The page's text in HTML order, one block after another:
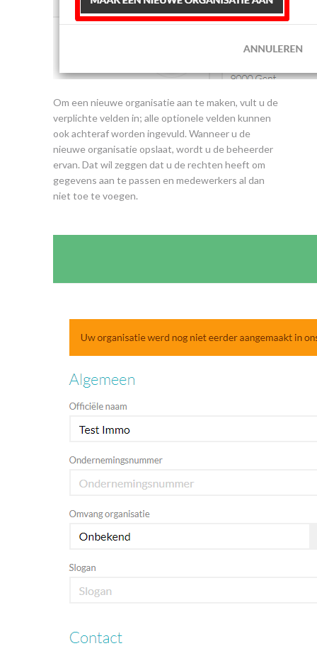
Om een nieuwe organisatie aan te maken, vult u de
verplichte velden in; alle optionele velden kunnen
ook achteraf worden ingevuld. Wanneer u de
nieuwe organisatie opslaat, wordt u de beheerder
ervan. Dat wil zeggen dat u de rechten heeft om
gegevens aan te passen en medewerkers al dan
niet toe te voegen.